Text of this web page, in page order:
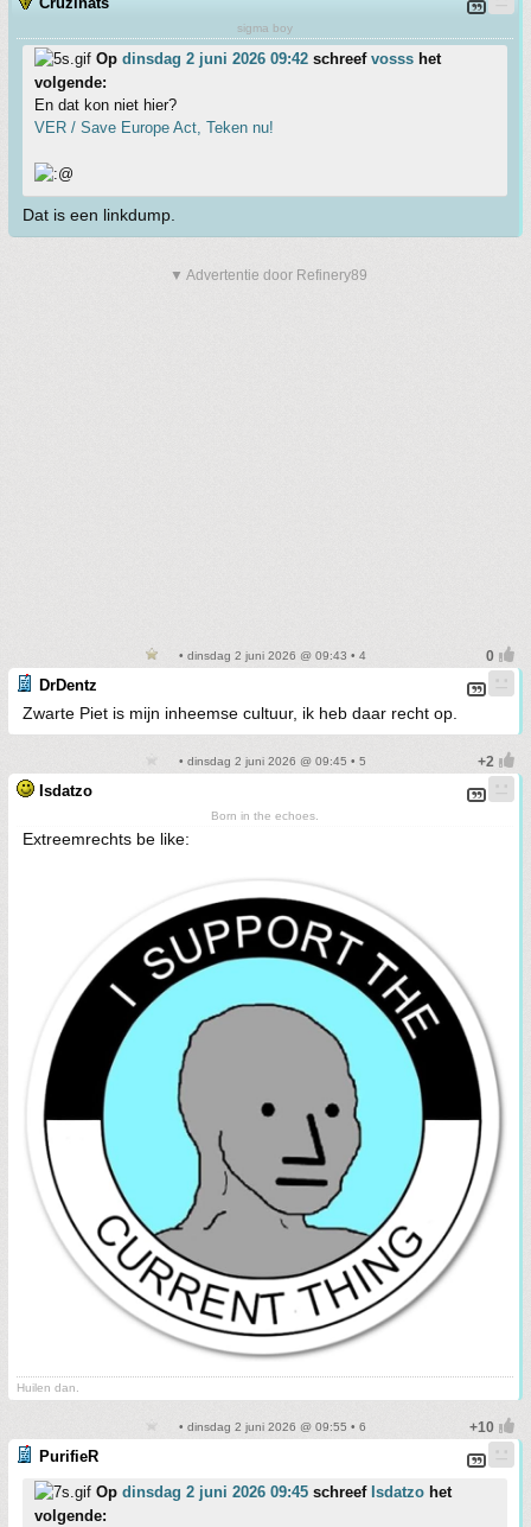
sigma boy
Op dinsdag 2 juni 2026 09:42 schreef vosss het
volgende:
En dat kon niet hier?
VER / Save Europe Act, Teken nu!
Dat is een linkdump.
▼ Advertentie door Refinery89
• dinsdag 2 juni 2026 @ 09:43 • 4
DrDentz
Zwarte Piet is mijn inheemse cultuur, ik heb daar recht op.
• dinsdag 2 juni 2026 @ 09:45 • 5
Isdatzo
Born in the echoes.
Extreemrechts be like:
Huilen dan.
• dinsdag 2 juni 2026 @ 09:55 • 6
PurifieR
Op dinsdag 2 juni 2026 09:45 schreef Isdatzo het
volgende: